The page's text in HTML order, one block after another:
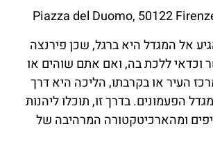
אל המגדל היא ברגל, שכן פירנצה
וכדאי ללכת בה, ואם אתם שוהים או
העיר או בקרבתו, הליכה היא דרך
הפעמונים. בדרך זו, תוכלו ליהנות
ומהארכיטקטורה המרהיבה של